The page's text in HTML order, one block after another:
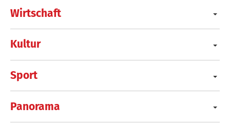
Wirtschaft
Kultur
Sport
Panorama